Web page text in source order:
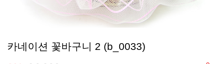
카네이션 꽃바구니 2 (b_0033)